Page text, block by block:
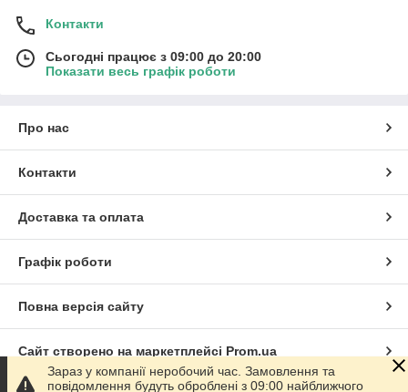
Контакти
Сьогодні працює з 09:00 до 20:00
Показати весь графік роботи
Про нас
Контакти
Доставка та оплата
Графік роботи
Повна версія сайту
Сайт створено на маркетплейсі Prom.ua
Зараз у компанії неробочий час. Замовлення та
повідомлення будуть оброблені з 09:00 найближчого